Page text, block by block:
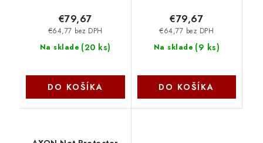
Na sklade (20 ks)
€64,77 bez DPH
€79,67
DO KOŠÍKA
Na sklade (9 ks)
€64,77 bez DPH
€79,67
DO KOŠÍKA